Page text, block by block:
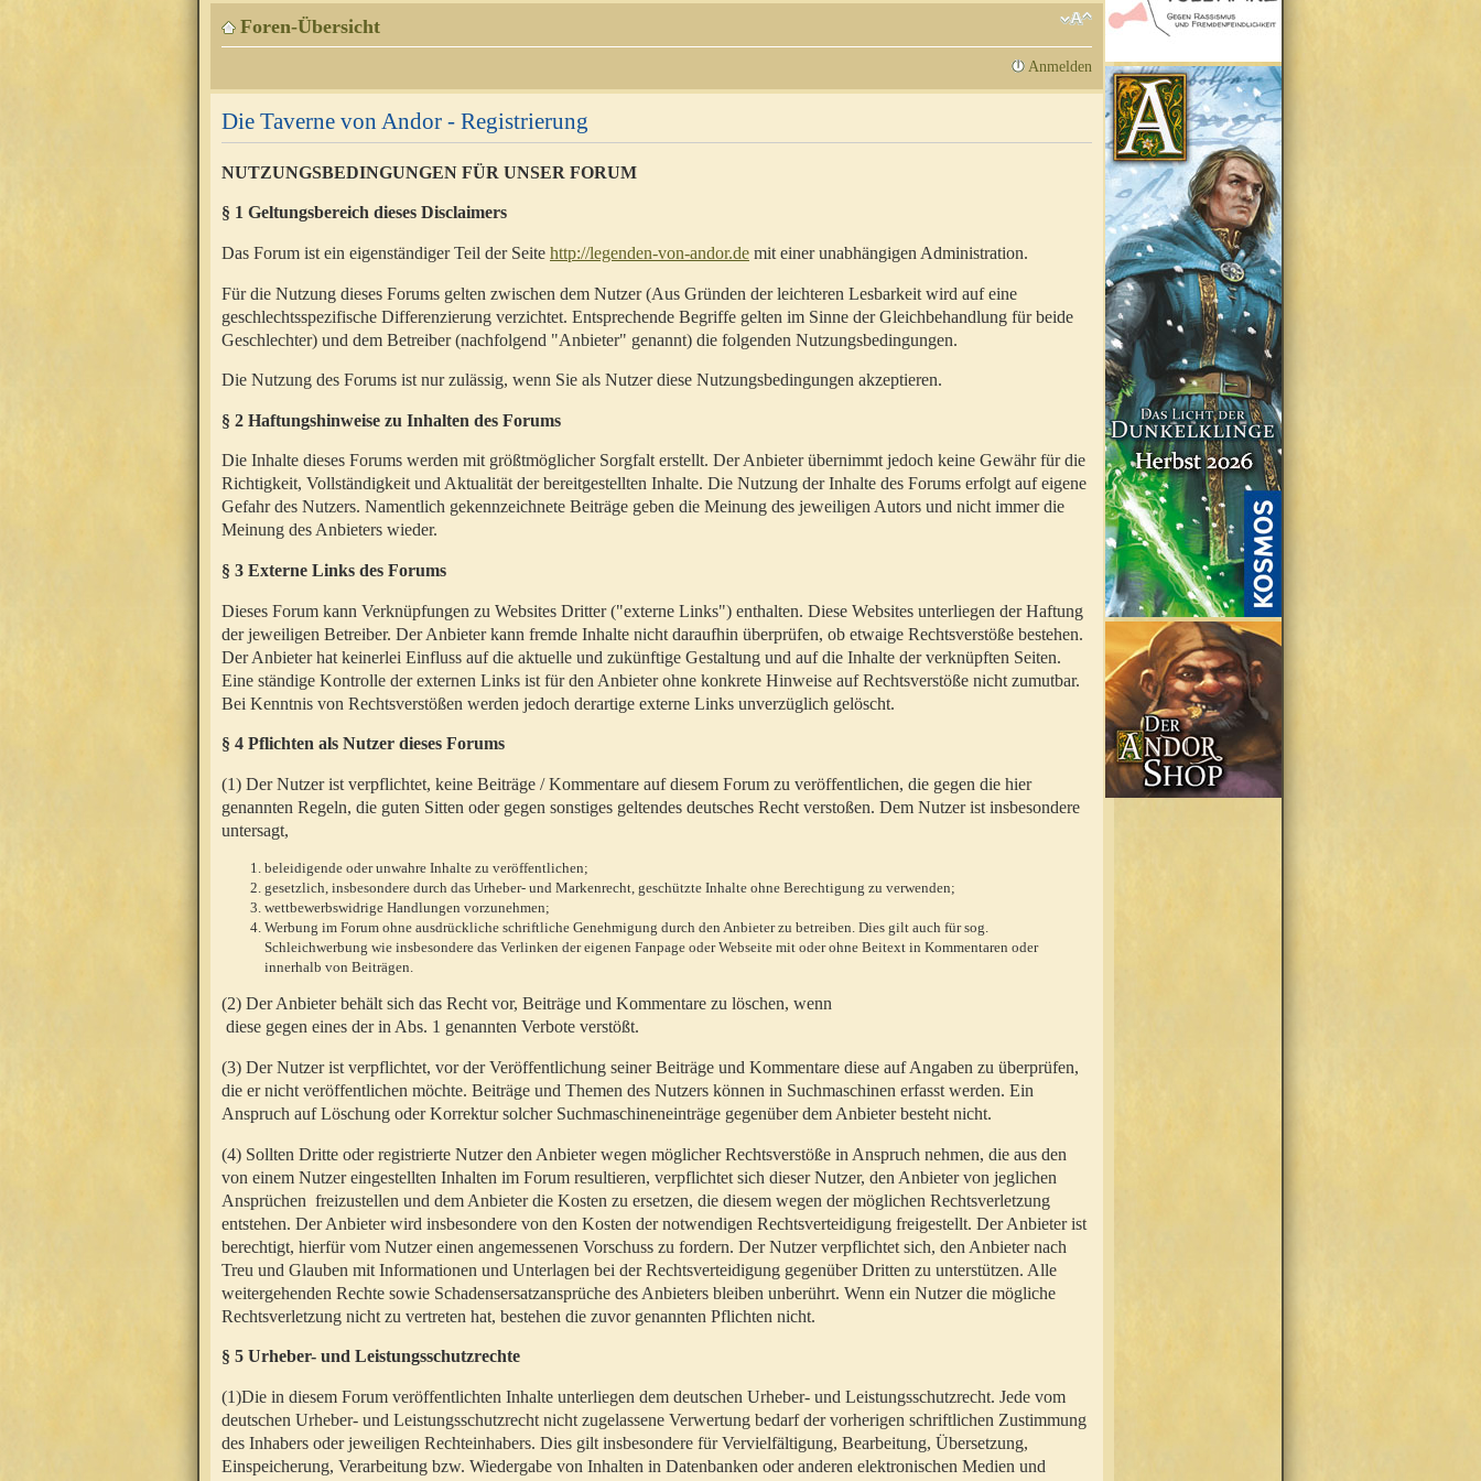
Foren-Übersicht
Anmelden
Die Taverne von Andor - Registrierung
NUTZUNGSBEDINGUNGEN FÜR UNSER FORUM
§ 1 Geltungsbereich dieses Disclaimers
Das Forum ist ein eigenständiger Teil der Seite http://legenden-von-andor.de mit einer unabhängigen Administration.
Für die Nutzung dieses Forums gelten zwischen dem Nutzer (Aus Gründen der leichteren Lesbarkeit wird auf eine
geschlechtsspezifische Differenzierung verzichtet. Entsprechende Begriffe gelten im Sinne der Gleichbehandlung für beide
Geschlechter) und dem Betreiber (nachfolgend "Anbieter" genannt) die folgenden Nutzungsbedingungen.
Die Nutzung des Forums ist nur zulässig, wenn Sie als Nutzer diese Nutzungsbedingungen akzeptieren.
§ 2 Haftungshinweise zu Inhalten des Forums
Die Inhalte dieses Forums werden mit größtmöglicher Sorgfalt erstellt. Der Anbieter übernimmt jedoch keine Gewähr für die
Richtigkeit, Vollständigkeit und Aktualität der bereitgestellten Inhalte. Die Nutzung der Inhalte des Forums erfolgt auf eigene
Gefahr des Nutzers. Namentlich gekennzeichnete Beiträge geben die Meinung des jeweiligen Autors und nicht immer die
Meinung des Anbieters wieder.
§ 3 Externe Links des Forums
Dieses Forum kann Verknüpfungen zu Websites Dritter ("externe Links") enthalten. Diese Websites unterliegen der Haftung
der jeweiligen Betreiber. Der Anbieter kann fremde Inhalte nicht daraufhin überprüfen, ob etwaige Rechtsverstöße bestehen.
Der Anbieter hat keinerlei Einfluss auf die aktuelle und zukünftige Gestaltung und auf die Inhalte der verknüpften Seiten.
Eine ständige Kontrolle der externen Links ist für den Anbieter ohne konkrete Hinweise auf Rechtsverstöße nicht zumutbar.
Bei Kenntnis von Rechtsverstößen werden jedoch derartige externe Links unverzüglich gelöscht.
§ 4 Pflichten als Nutzer dieses Forums
(1) Der Nutzer ist verpflichtet, keine Beiträge / Kommentare auf diesem Forum zu veröffentlichen, die gegen die hier
genannten Regeln, die guten Sitten oder gegen sonstiges geltendes deutsches Recht verstoßen. Dem Nutzer ist insbesondere
untersagt,
beleidigende oder unwahre Inhalte zu veröffentlichen;
gesetzlich, insbesondere durch das Urheber- und Markenrecht, geschützte Inhalte ohne Berechtigung zu verwenden;
wettbewerbswidrige Handlungen vorzunehmen;
Werbung im Forum ohne ausdrückliche schriftliche Genehmigung durch den Anbieter zu betreiben. Dies gilt auch für sog.
Schleichwerbung wie insbesondere das Verlinken der eigenen Fanpage oder Webseite mit oder ohne Beitext in Kommentaren oder
innerhalb von Beiträgen.
(2) Der Anbieter behält sich das Recht vor, Beiträge und Kommentare zu löschen, wenn
diese gegen eines der in Abs. 1 genannten Verbote verstößt.
(3) Der Nutzer ist verpflichtet, vor der Veröffentlichung seiner Beiträge und Kommentare diese auf Angaben zu überprüfen,
die er nicht veröffentlichen möchte. Beiträge und Themen des Nutzers können in Suchmaschinen erfasst werden. Ein
Anspruch auf Löschung oder Korrektur solcher Suchmaschineneinträge gegenüber dem Anbieter besteht nicht.
(4) Sollten Dritte oder registrierte Nutzer den Anbieter wegen möglicher Rechtsverstöße in Anspruch nehmen, die aus den
von einem Nutzer eingestellten Inhalten im Forum resultieren, verpflichtet sich dieser Nutzer, den Anbieter von jeglichen
Ansprüchen freizustellen und dem Anbieter die Kosten zu ersetzen, die diesem wegen der möglichen Rechtsverletzung
entstehen. Der Anbieter wird insbesondere von den Kosten der notwendigen Rechtsverteidigung freigestellt. Der Anbieter ist
berechtigt, hierfür vom Nutzer einen angemessenen Vorschuss zu fordern. Der Nutzer verpflichtet sich, den Anbieter nach
Treu und Glauben mit Informationen und Unterlagen bei der Rechtsverteidigung gegenüber Dritten zu unterstützen. Alle
weitergehenden Rechte sowie Schadensersatzansprüche des Anbieters bleiben unberührt. Wenn ein Nutzer die mögliche
Rechtsverletzung nicht zu vertreten hat, bestehen die zuvor genannten Pflichten nicht.
§ 5 Urheber- und Leistungsschutzrechte
(1)Die in diesem Forum veröffentlichten Inhalte unterliegen dem deutschen Urheber- und Leistungsschutzrecht. Jede vom
deutschen Urheber- und Leistungsschutzrecht nicht zugelassene Verwertung bedarf der vorherigen schriftlichen Zustimmung
des Inhabers oder jeweiligen Rechteinhabers. Dies gilt insbesondere für Vervielfältigung, Bearbeitung, Übersetzung,
Einspeicherung, Verarbeitung bzw. Wiedergabe von Inhalten in Datenbanken oder anderen elektronischen Medien und